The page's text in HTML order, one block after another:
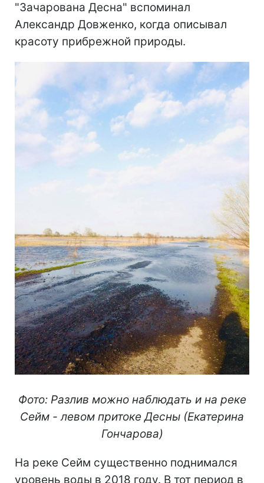
"Зачарована Десна" вспоминал
Александр Довженко, когда описывал
красоту прибрежной природы.
Фото: Разлив можно наблюдать и на реке
Сейм - левом притоке Десны (Екатерина
Гончарова)
На реке Сейм существенно поднимался
уровень воды в 2018 году. В тот период в